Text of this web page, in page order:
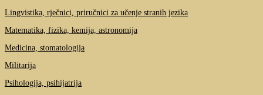
Lingvistika, rječnici, priručnici za učenje stranih jezika
Matematika, fizika, kemija, astronomija
Medicina, stomatologija
Militarija
Psihologija, psihijatrija